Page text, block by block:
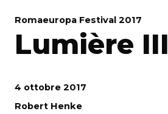
Romaeuropa Festival 2017
Lumière III
4 ottobre 2017
Robert Henke